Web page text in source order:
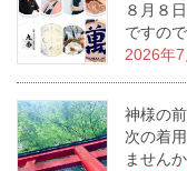
８月８
ですの
2026年7
神様の
次の着
ません